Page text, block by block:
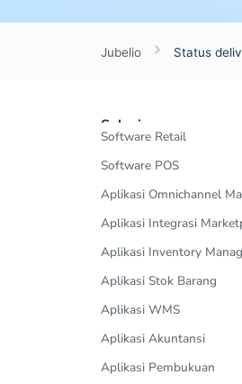
Jubelio Status
Solusi
Software Retail
Software POS
Aplikasi Omnichannel
Aplikasi Integrasi
Aplikasi Inventory
Aplikasi Stok Barang
Aplikasi WMS
Aplikasi Akuntansi
Aplikasi Pembukuan